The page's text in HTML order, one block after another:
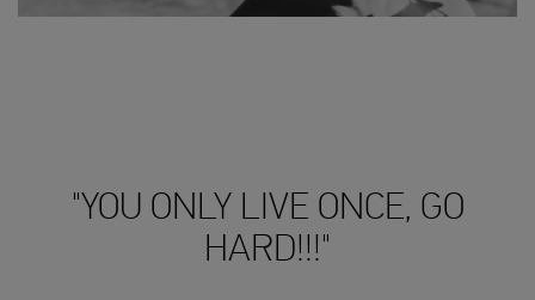
"YOU ONLY LIVE ONCE, GO
HARD!!!"